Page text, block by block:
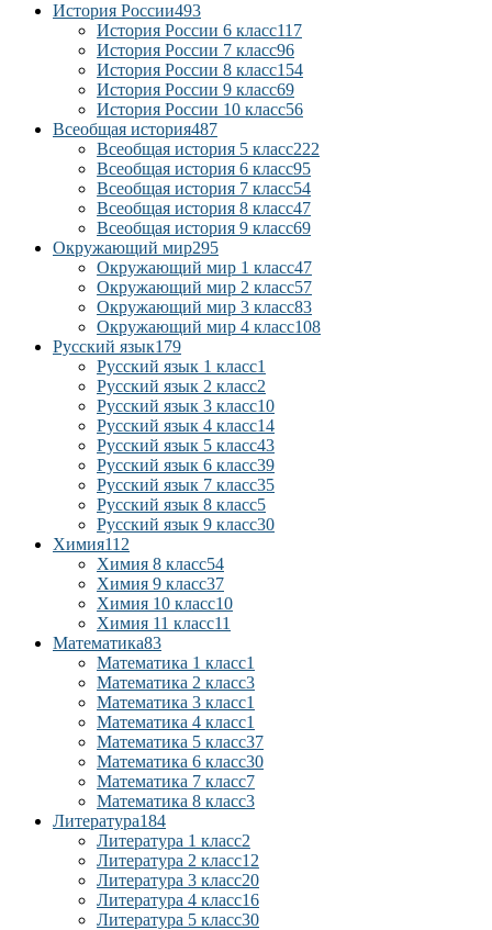
История России493
История России 6 класс117
История России 7 класс96
История России 8 класс154
История России 9 класс69
История России 10 класс56
Всеобщая история487
Всеобщая история 5 класс222
Всеобщая история 6 класс95
Всеобщая история 7 класс54
Всеобщая история 8 класс47
Всеобщая история 9 класс69
Окружающий мир295
Окружающий мир 1 класс47
Окружающий мир 2 класс57
Окружающий мир 3 класс83
Окружающий мир 4 класс108
Русский язык179
Русский язык 1 класс1
Русский язык 2 класс2
Русский язык 3 класс10
Русский язык 4 класс14
Русский язык 5 класс43
Русский язык 6 класс39
Русский язык 7 класс35
Русский язык 8 класс5
Русский язык 9 класс30
Химия112
Химия 8 класс54
Химия 9 класс37
Химия 10 класс10
Химия 11 класс11
Математика83
Математика 1 класс1
Математика 2 класс3
Математика 3 класс1
Математика 4 класс1
Математика 5 класс37
Математика 6 класс30
Математика 7 класс7
Математика 8 класс3
Литература184
Литература 1 класс2
Литература 2 класс12
Литература 3 класс20
Литература 4 класс16
Литература 5 класс30